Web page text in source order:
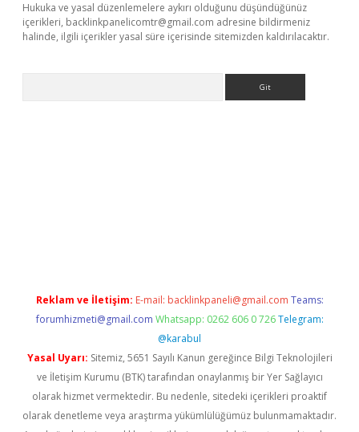
Hukuka ve yasal düzenlemelere aykırı olduğunu düşündüğünüz
içerikleri, backlinkpanelicomtr@gmail.com adresine bildirmeniz
halinde, ilgili içerikler yasal süre içerisinde sitemizden kaldırılacaktır.
Reklam ve İletişim: E-mail: backlinkpaneli@gmail.com Teams:
forumhizmeti@gmail.com Whatsapp: 0262 606 0 726 Telegram:
@karabul
Yasal Uyarı: Sitemiz, 5651 Sayılı Kanun gereğince Bilgi Teknolojileri
ve İletişim Kurumu (BTK) tarafından onaylanmış bir Yer Sağlayıcı
olarak hizmet vermektedir. Bu nedenle, sitedeki içerikleri proaktif
olarak denetleme veya araştırma yükümlülüğümüz bulunmamaktadır.